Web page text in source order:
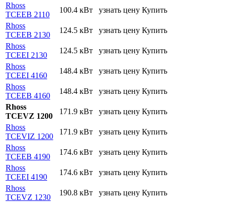
Rhoss
TCEEB 2110
100.4 кВт узнать цену Купить
Rhoss
TCEEB 2130
124.5 кВт узнать цену Купить
Rhoss
TCEEI 2130
124.5 кВт узнать цену Купить
Rhoss
TCEEI 4160
148.4 кВт узнать цену Купить
Rhoss
TCEEB 4160
148.4 кВт узнать цену Купить
Rhoss
TCEVZ 1200
171.9 кВт узнать цену Купить
Rhoss
TCEVIZ 1200
171.9 кВт узнать цену Купить
Rhoss
TCEEB 4190
174.6 кВт узнать цену Купить
Rhoss
TCEEI 4190
174.6 кВт узнать цену Купить
Rhoss
TCEVZ 1230
190.8 кВт узнать цену Купить